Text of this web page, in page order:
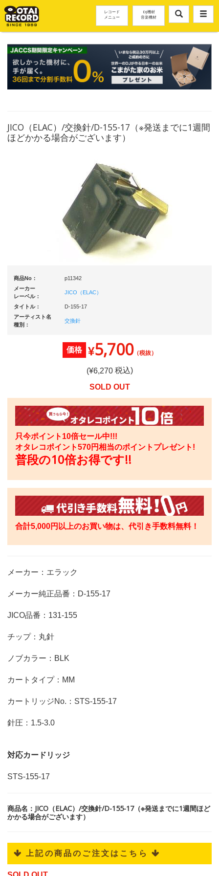
レコード
メニュー
DJ機材
音楽機材
JICO（ELAC）/交換針/D-155-17（※発送までに1週間
ほどかかる場合がございます）
商品No：
p11342
メーカー
レーベル：
JICO（ELAC）
タイトル：
D-155-17
アーティスト名
種別：
交換針
価格 ¥5,700（税抜）
(¥6,270税込)
SOLD OUT
只今ポイント10倍セール中!!!
オタレコポイント570円相当のポイントプレゼント!
普段の10倍お得です!!
合計5,000円以上のお買い物は、代引き手数料無料！
メーカー：エラック
メーカー純正品番：D-155-17
JICO品番：131-155
チップ：丸針
ノブカラー：BLK
カートタイプ：MM
カートリッジNo.：STS-155-17
針圧：1.5-3.0
対応カードリッジ
STS-155-17
商品名：JICO（ELAC）/交換針/D-155-17（※発送までに1週間ほど
かかる場合がございます）
 上記の商品のご注文はこちら 